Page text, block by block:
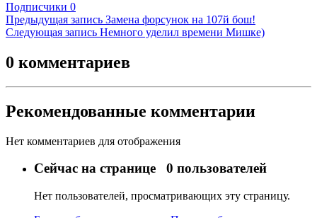
Подписчики 0
Предыдущая запись Замена форсунок на 107й бош!
Следующая запись Немного уделил времени Мишке)
0 комментариев
Рекомендованные комментарии
Нет комментариев для отображения
Сейчас на странице 0 пользователей
Нет пользователей, просматривающих эту страницу.